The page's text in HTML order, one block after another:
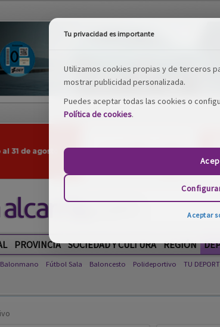
PROVINCIA SOCIEDAD Y CULTURA REGIÓN
Balonmano Fútbol Sala Baloncesto Polideportivo TU
Tu privacidad es importante
Utilizamos cookies propias y de terceros
mostrar publicidad personalizada.
Puedes aceptar todas las cookies o
Política de cookies.
Aceptar